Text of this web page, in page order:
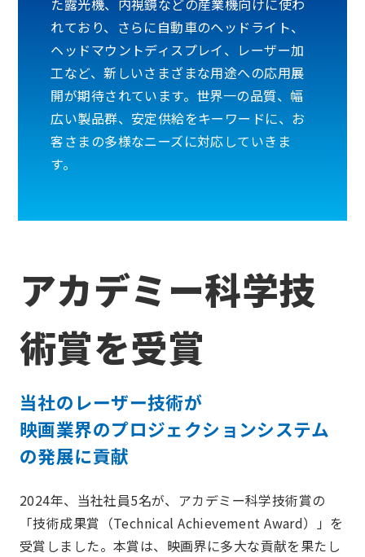
た露光機、内視鏡などの産業機向けに使わ
れており、さらに自動車のヘッドライト、
ヘッドマウントディスプレイ、レーザー加
工など、新しいさまざまな用途への応用展
開が期待されています。世界一の品質、幅
広い製品群、安定供給をキーワードに、お
客さまの多様なニーズに対応していきま
す。
アカデミー科学技
術賞を受賞
当社のレーザー技術が
映画業界のプロジェクションシステム
の発展に貢献
2024年、当社社員5名が、アカデミー科学技術賞の
「技術成果賞（Technical Achievement Award）」を
受賞しました。本賞は、映画界に多大な貢献を果たし